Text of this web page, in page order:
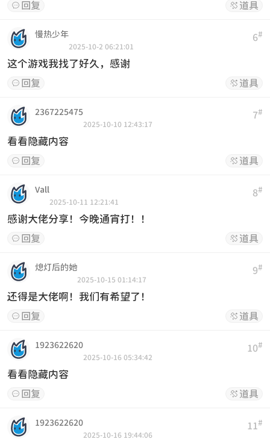
 回复  道具
6#
慢热少年
2025-10-2 06:21:01
这个游戏我找了好久，感谢
 回复  道具
7#
2367225475
2025-10-10 12:43:17
看看隐藏内容
 回复  道具
8#
Vall
2025-10-11 12:21:41
感谢大佬分享！今晚通宵打！！
 回复  道具
9#
熄灯后的她
2025-10-15 01:14:17
还得是大佬啊！我们有希望了！
 回复  道具
10#
1923622620
2025-10-16 05:34:42
看看隐藏内容
 回复  道具
11#
1923622620
2025-10-16 19:44:06